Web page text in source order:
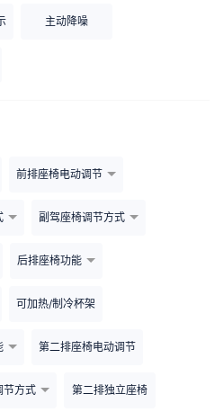
主动降噪
前排座椅电动调节
副驾座椅调节方式
后排座椅功能
可加热/制冷杯架
第二排座椅电动调节
节方式 第二排独立座椅